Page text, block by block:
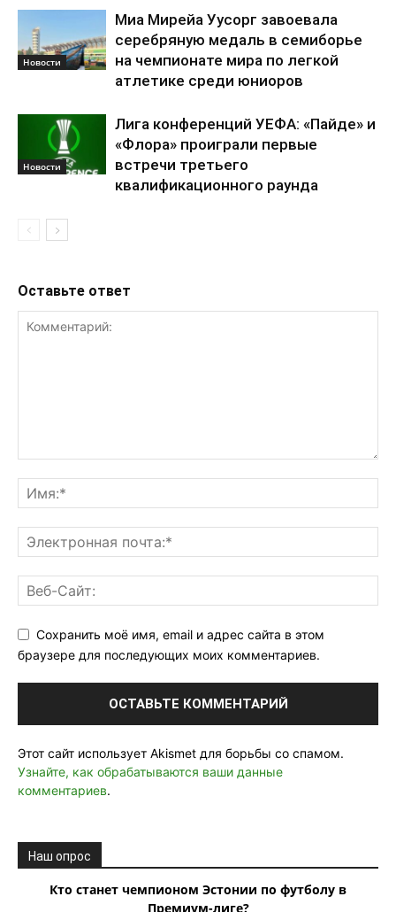
Новости
Миа Мирейа Уусорг завоевала
серебряную медаль в семиборье
на чемпионате мира по легкой
атлетике среди юниоров
Новости
Лига конференций УЕФА: «Пайде» и
«Флора» проиграли первые
встречи третьего
квалификационного раунда
Оставьте ответ
Сохранить моё имя, email и адрес сайта в этом
браузере для последующих моих комментариев.
Этот сайт использует Akismet для борьбы со спамом.
Узнайте, как обрабатываются ваши данные
комментариев.
Наш опрос
Кто станет чемпионом Эстонии по футболу в
Премиум-лиге?